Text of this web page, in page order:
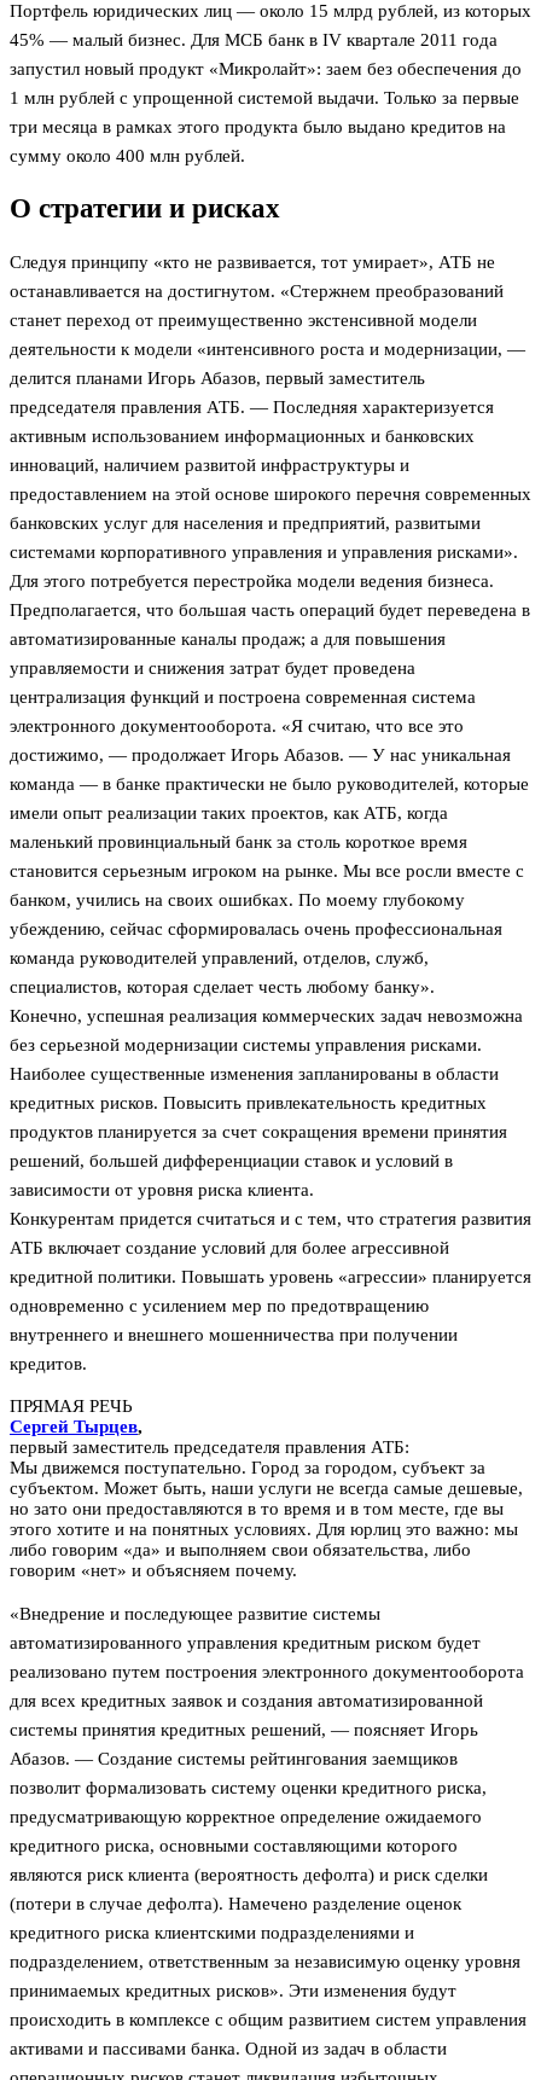
Портфель юридических лиц — около 15 млрд рублей, из которых
45% — малый бизнес. Для МСБ банк в IV квартале 2011 года
запустил новый продукт «Микролайт»: заем без обеспечения до
1 млн рублей с упрощенной системой выдачи. Только за первые
три месяца в рамках этого продукта было выдано кредитов на
сумму около 400 млн рублей.
О стратегии и рисках
Следуя принципу «кто не развивается, тот умирает», АТБ не
останавливается на достигнутом. «Стержнем преобразований
станет переход от преимущественно экстенсивной модели
деятельности к модели «интенсивного роста и модернизации, —
делится планами Игорь Абазов, первый заместитель
председателя правления АТБ. — Последняя характеризуется
активным использованием информационных и банковских
инноваций, наличием развитой инфраструктуры и
предоставлением на этой основе широкого перечня современных
банковских услуг для населения и предприятий, развитыми
системами корпоративного управления и управления рисками».
Для этого потребуется перестройка модели ведения бизнеса.
Предполагается, что большая часть операций будет переведена в
автоматизированные каналы продаж; а для повышения
управляемости и снижения затрат будет проведена
централизация функций и построена современная система
электронного документооборота. «Я считаю, что все это
достижимо, — продолжает Игорь Абазов. — У нас уникальная
команда — в банке практически не было руководителей, которые
имели опыт реализации таких проектов, как АТБ, когда
маленький провинциальный банк за столь короткое время
становится серьезным игроком на рынке. Мы все росли вместе с
банком, учились на своих ошибках. По моему глубокому
убеждению, сейчас сформировалась очень профессиональная
команда руководителей управлений, отделов, служб,
специалистов, которая сделает честь любому банку».
Конечно, успешная реализация коммерческих задач невозможна
без серьезной модернизации системы управления рисками.
Наиболее существенные изменения запланированы в области
кредитных рисков. Повысить привлекательность кредитных
продуктов планируется за счет сокращения времени принятия
решений, большей дифференциации ставок и условий в
зависимости от уровня риска клиента.
Конкурентам придется считаться и с тем, что стратегия развития
АТБ включает создание условий для более агрессивной
кредитной политики. Повышать уровень «агрессии» планируется
одновременно с усилением мер по предотвращению
внутреннего и внешнего мошенничества при получении
кредитов.
ПРЯМАЯ РЕЧЬ
Сергей Тырцев,
первый заместитель председателя правления АТБ:
Мы движемся поступательно. Город за городом, субъект за
субъектом. Может быть, наши услуги не всегда самые дешевые,
но зато они предоставляются в то время и в том месте, где вы
этого хотите и на понятных условиях. Для юрлиц это важно: мы
либо говорим «да» и выполняем свои обязательства, либо
говорим «нет» и объясняем почему.
«Внедрение и последующее развитие системы
автоматизированного управления кредитным риском будет
реализовано путем построения электронного документооборота
для всех кредитных заявок и создания автоматизированной
системы принятия кредитных решений, — поясняет Игорь
Абазов. — Создание системы рейтингования заемщиков
позволит формализовать систему оценки кредитного риска,
предусматривающую корректное определение ожидаемого
кредитного риска, основными составляющими которого
являются риск клиента (вероятность дефолта) и риск сделки
(потери в случае дефолта). Намечено разделение оценок
кредитного риска клиентскими подразделениями и
подразделением, ответственным за независимую оценку уровня
принимаемых кредитных рисков». Эти изменения будут
происходить в комплексе с общим развитием систем управления
активами и пассивами банка. Одной из задач в области